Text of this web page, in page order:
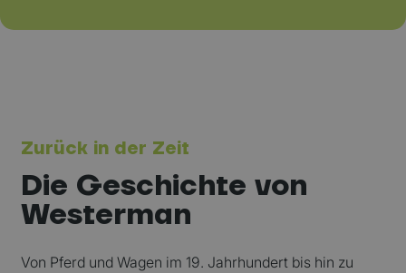
Zurück in der Zeit
Die Geschichte von
Westerman
Von Pferd und Wagen im 19. Jahrhundert bis hin zu